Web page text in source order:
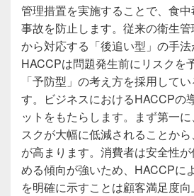
管理措置を実施することで、食
事故を防止します。従来の衛生
から対応する「後追い型」の手法
HACCPは問題発生前にリスクを
「予防型」の考え方を採用して
す。ビジネスにおけるHACCPの
ットをもたらします。まず第一
スクが大幅に低減されることか
が高まります。消費者は安全性
める傾向が強いため、HACCPに
を明確に示すことは顧客満足度向